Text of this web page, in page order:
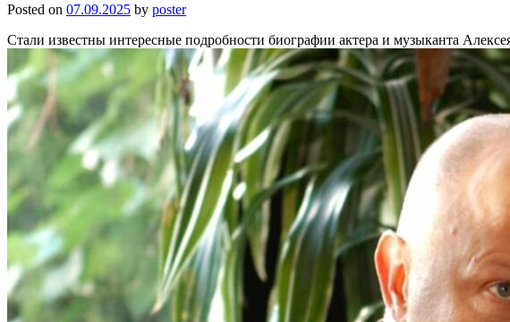
Posted on 07.09.2025 by poster
Стали известны интересные подробности биографии актера и музыканта